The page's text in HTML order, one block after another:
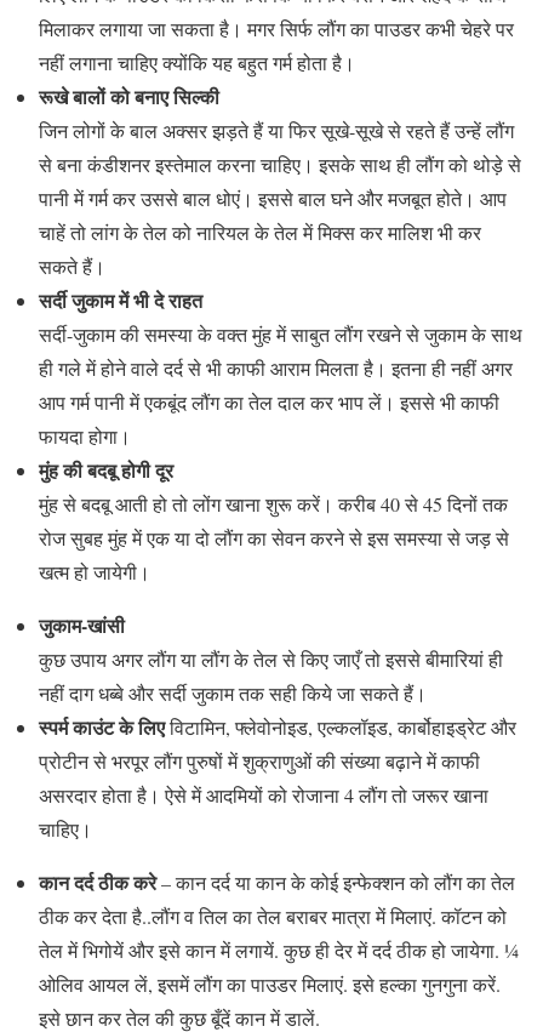
मिलाकर लगाया जा सकता है। मगर सिर्फ लौंग का पाउडर कभी चेहरे पर
नहीं लगाना चाहिए क्योंकि यह बहुत गर्म होता है।
रूखे बालों को बनाए सिल्‍की
जिन लोगों के बाल अक्सर झड़ते हैं या फिर सूखे-सूखे से रहते हैं उन्हें लौंग
से बना कंडीशनर इस्तेमाल करना चाहिए। इसके साथ ही लौंग को थोड़े से
पानी में गर्म कर उससे बाल धोएं। इससे बाल घने और मजबूत होते। आप
चाहें तो लांग के तेल को नारियल के तेल में मिक्स कर मालिश भी कर
सकते हैं।
सर्दी जुकाम में भी दे राहत
सर्दी-जुकाम की समस्या के वक्त मुंह में साबुत लौंग रखने से जुकाम के साथ
ही गले में होने वाले दर्द से भी काफी आराम मिलता है। इतना ही नहीं अगर
आप गर्म पानी में एकबूंद लौंग का तेल दाल कर भाप लें। इससे भी काफी
फायदा होगा।
मुंह की बदबू होगी दूर
मुंह से बदबू आती हो तो लोंग खाना शुरू करें। करीब 40 से 45 दिनों तक
रोज सुबह मुंह में एक या दो लौंग का सेवन करने से इस समस्या से जड़ से
खत्म हो जायेगी।
जुकाम-खांसी
कुछ उपाय अगर लौंग या लौंग के तेल से किए जाएँ तो इससे बीमारियां ही
नहीं दाग धब्बे और सर्दी जुकाम तक सही किये जा सकते हैं।
स्पर्म काउंट के लिएविटामिन, फ्लेवोनोइड, एल्कलॉइड, कार्बोहाइड्रेट और
प्रोटीन से भरपूर लौंग पुरुषों में शुक्राणुओं की संख्या बढ़ाने में काफी
असरदार होता है। ऐसे में आदमियों को रोजाना 4 लौंग तो जरूर खाना
चाहिए।
कान दर्द ठीक करे– कान दर्द या कान के कोई इन्फेक्शन को लौंग का तेल
ठीक कर देता है..लौंग व तिल का तेल बराबर मात्रा में मिलाएं. कॉटन को
तेल में भिगोयें और इसे कान में लगायें. कुछ ही देर में दर्द ठीक हो जायेगा. ¼
ओलिव आयल लें, इसमें लौंग का पाउडर मिलाएं. इसे हल्का गुनगुना करें.
इसे छान कर तेल की कुछ बूँदें कान में डालें.